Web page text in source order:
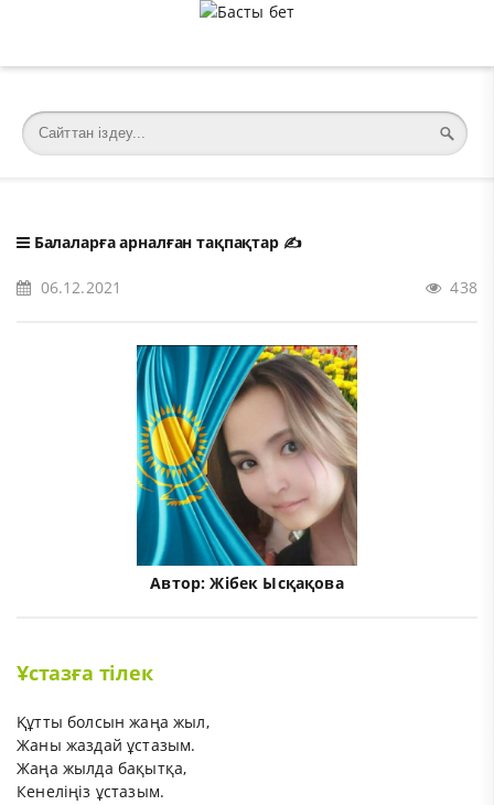
Балаларға арналған тақпақтар✍️
06.12.2021 438
Автор:Жібек Ысқақова
Ұстазға тілек
Құтты болсын жаңа жыл,
Жаны жаздай ұстазым.
Жаңа жылда бақытқа,
Кенеліңіз ұстазым.